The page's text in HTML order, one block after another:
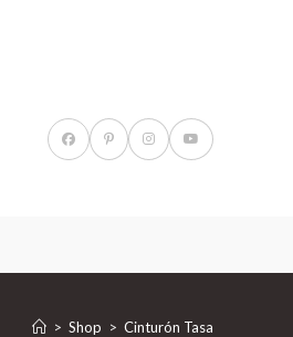
> Shop > Cinturón Tasa